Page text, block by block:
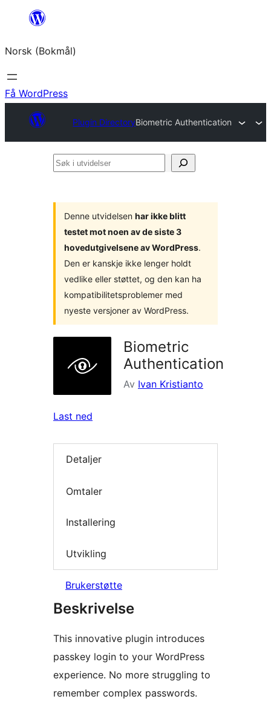
Hopp
innhold
Norsk (Bokmål)
Få WordPress
Plugin DirectoryBiometric Authentication
Søk
Denne utvidelsen har ikke blitt
testet mot noen av de siste 3
hovedutgivelsene av WordPress.
Den er kanskje ikke lenger holdt
vedlike eller støttet, og den kan ha
kompatibilitetsproblemer med
nyeste versjoner av WordPress.
Biometric
Authentication
Av Ivan Kristianto
Last ned
Detaljer
Omtaler
Installering
Utvikling
Brukerstøtte
Beskrivelse
This innovative plugin introduces
passkey login to your WordPress
experience. No more struggling to
remember complex passwords.